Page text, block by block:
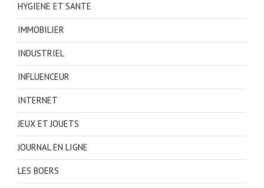
HYGIENE ET SANTE
IMMOBILIER
INDUSTRIEL
INFLUENCEUR
INTERNET
JEUX ET JOUETS
JOURNAL EN LIGNE
LES BOERS